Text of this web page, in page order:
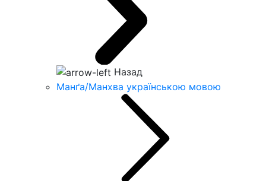
Назад
Манґа/Манхва українською мовою